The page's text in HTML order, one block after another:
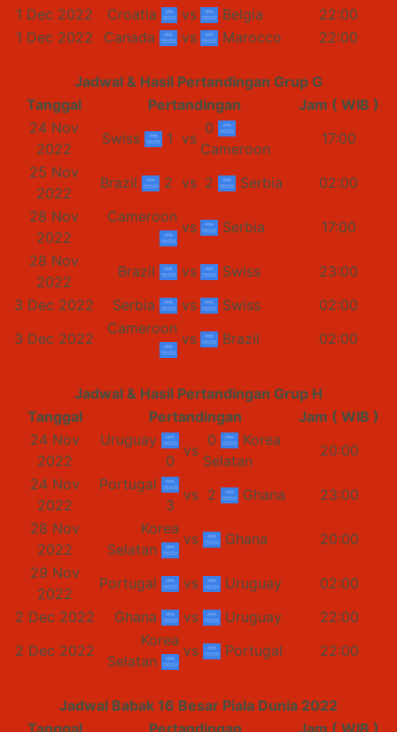
1 Dec 2022
Croatia vs Belgia
22:00
1 Dec 2022
Canada vs Marocco 22:00
Jadwal & Hasil Pertandingan Grup G
Tanggal
Pertandingan
Jam ( WIB )
24 Nov
2022
Swiss 1 vs
0
Cameroon
17:00
25 Nov
2022
Brazil 2 vs 2 Serbia
02:00
28 Nov
2022
Cameroon
vs Serbia
17:00
28 Nov
2022
Brazil vs Swiss
23:00
3 Dec 2022
Serbia vs Swiss
02:00
3 Dec 2022
Cameroon
vs Brazil 02:00
Jadwal & Hasil Pertandingan Grup H
Tanggal
Pertandingan
Jam ( WIB )
24 Nov
2022
Uruguay
0
vs
0
Korea
Selatan
20:00
24 Nov
2022
Portugal
3
vs 2 Ghana
23:00
28 Nov
2022
Korea
Selatan
vs Ghana
20:00
29 Nov
2022
Portugal vs Uruguay
02:00
2 Dec 2022
Ghana vs Uruguay
22:00
2 Dec 2022
Korea
Selatan
vs Portugal 22:00
Jadwal Babak 16 Besar Piala Dunia 2022
Tanggal
Pertandingan Jam ( WIB )